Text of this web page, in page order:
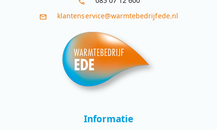
klantenservice@warmtebedrijfede.nl
Informatie